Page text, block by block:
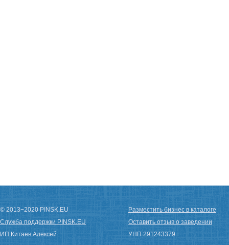
© 2013−2020 PINSK.EU
Служба поддержки PINSK.EU
ИП Китаев Алексей
Разместить бизнес в каталоге
Оставить отзыв о заведении
УНП 291243379